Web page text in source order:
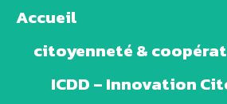
Accueil
citoyenneté &
ICDD – Innovation